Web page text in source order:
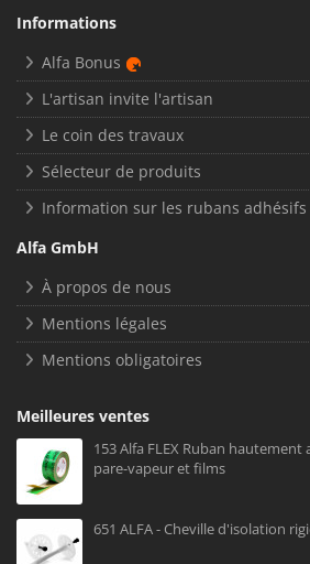
Informations
Alfa Bonus
L'artisan invite l'artisan
Le coin des travaux
Sélecteur de produits
Information sur les rubans adhésifs
Alfa GmbH
À propos de nous
Mentions légales
Mentions obligatoires
Meilleures ventes
153 Alfa FLEX Ruban
pare-vapeur et films
651 ALFA - Cheville d'isolation